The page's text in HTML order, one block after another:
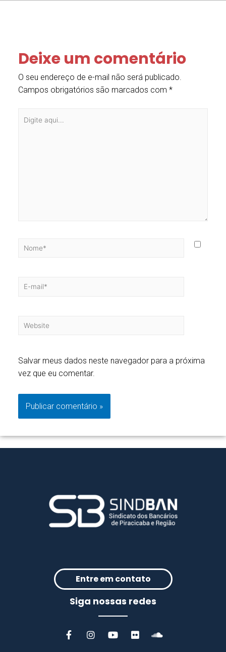
Deixe um comentário
O seu endereço de e-mail não será publicado.
Campos obrigatórios são marcados com*
Salvar meus dados neste navegador para a próxima
vez que eu comentar.
Entre em contato
Siga nossas redes